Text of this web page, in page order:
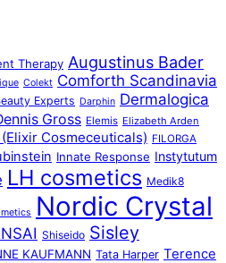
Therapy Augustinus Bader
Colekt Comforth Scandinavia
Experts Darphin Dermalogica
Gross Elemis Elizabeth Arden
Cosmeceuticals) FILORGA
Innate Response Instytutum
LH cosmetics Medik8
Nordic Crystal
Shiseido Sisley
KAUFMANN Tata Harper Terence